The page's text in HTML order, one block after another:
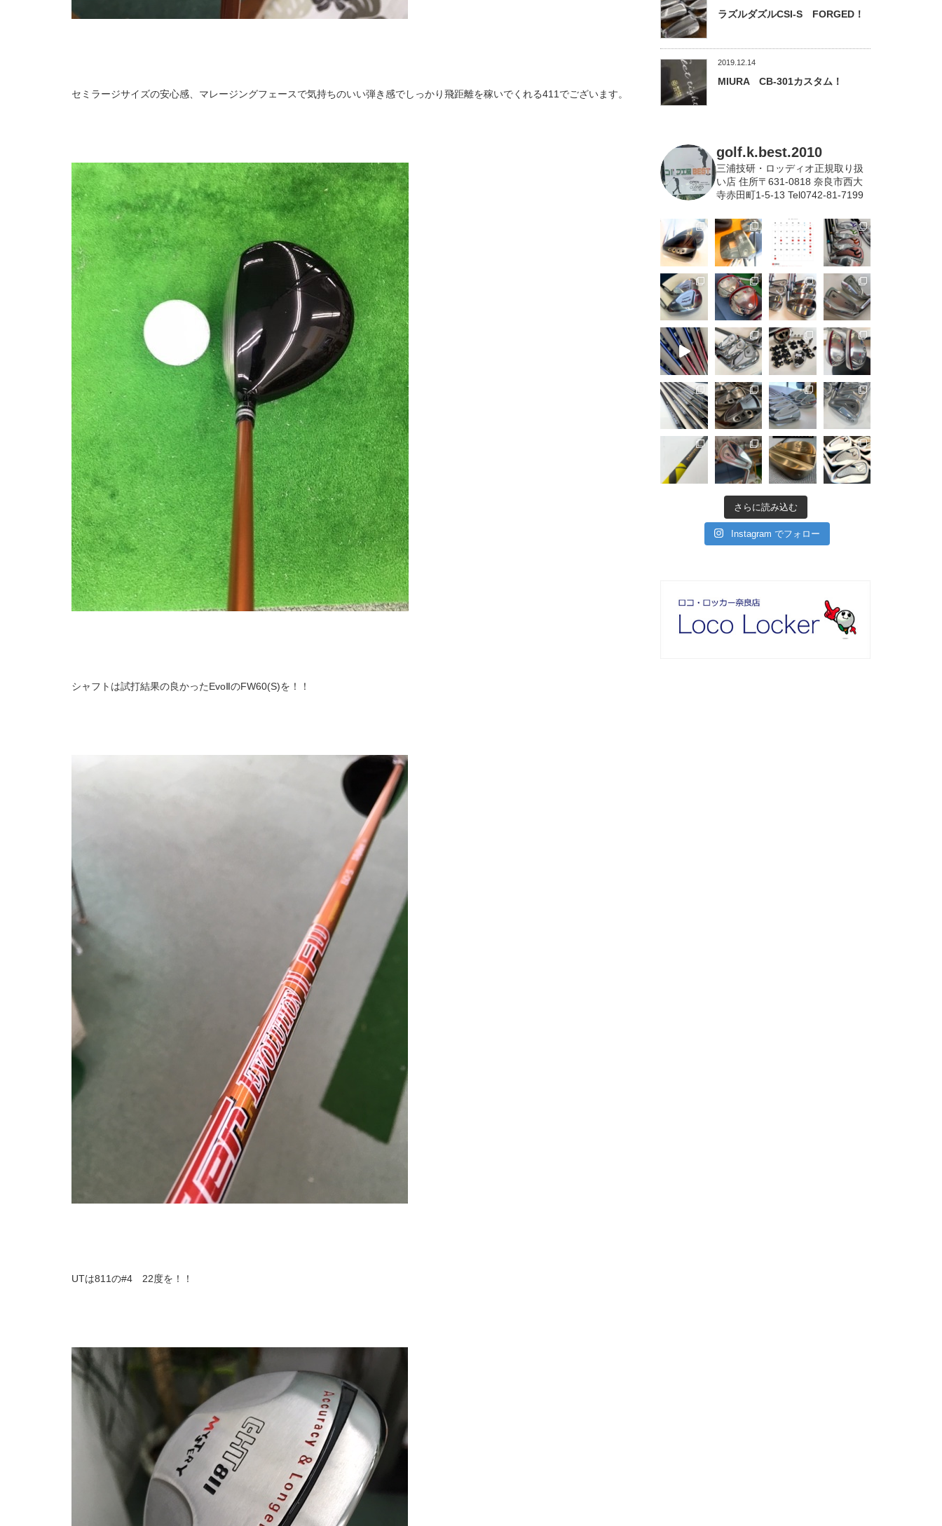
セミラージサイズの安心感、マレージングフェースで気持ちのいい弾き感でしっかり飛距離を稼いでくれる411でございます。
シャフトは試打結果の良かったEvoⅡのFW60(S)を！！
UTは811の#4 22度を！！
ラズルダズルCSI-S FORGED！
2019.12.14
MIURA CB-301カスタム！
golf.k.best.2010
三浦技研・ロッディオ正規取り扱
い店 住所〒631-0818 奈良市西大
寺赤田町1-5-13 Tel0742-81-7199
さらに読み込む
Instagram でフォロー